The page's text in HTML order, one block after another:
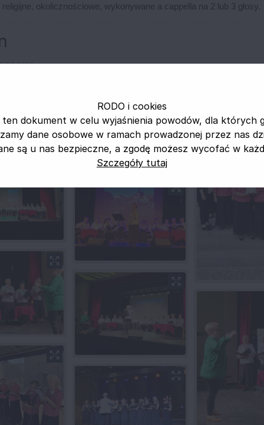
okolicznościowe, wykonywane a cappella na 2 lub 3 głosy.
RODO i cookies
ten dokument w celu wyjaśnienia powodów, dla których
dane osobowe w ramach prowadzonej przez nas
są u nas bezpieczne, a zgodę możesz wycofać w
Szczegóły tutaj